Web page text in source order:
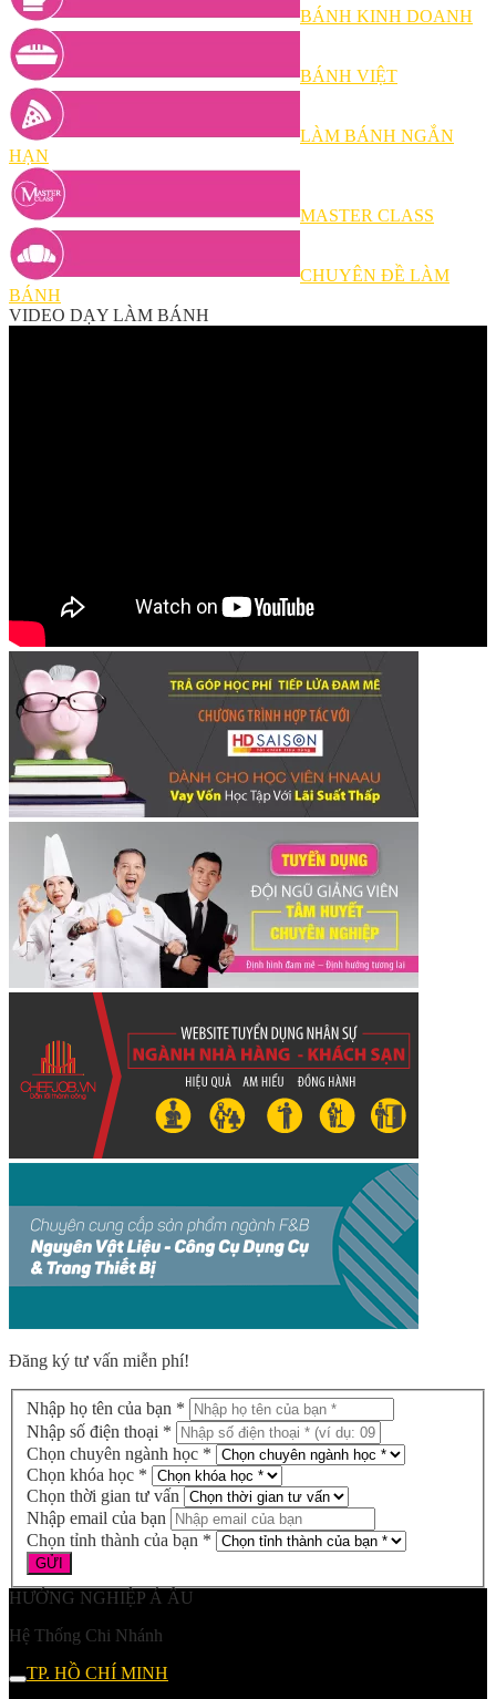
BÁNH KINH DOANH
BÁNH VIỆT
LÀM BÁNH NGẮN
HẠN
MASTER CLASS
CHUYÊN ĐỀ LÀM
BÁNH
VIDEO DẠY LÀM BÁNH
Đăng ký tư vấn miễn phí!
Nhập họ tên của bạn *
Nhập số điện thoại *
Chọn chuyên ngành học *
Chọn khóa học *
Chọn thời gian tư vấn
Nhập email của bạn
Chọn tỉnh thành của bạn *
HƯỚNG NGHIỆP Á ÂU
Hệ Thống Chi Nhánh
TP. HỒ CHÍ MINH